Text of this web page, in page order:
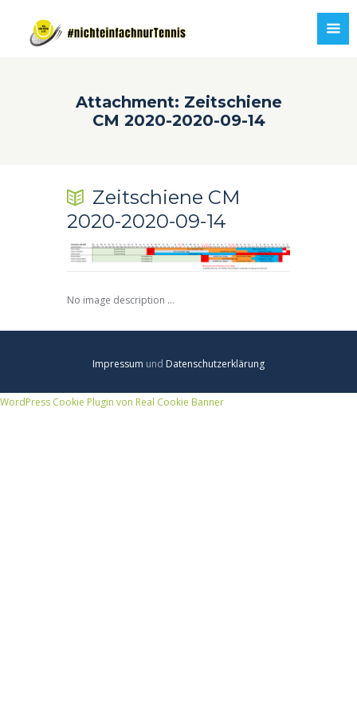
Attachment: Zeitschiene
CM 2020-2020-09-14
Zeitschiene CM
2020-2020-09-14
No image description ...
Impressum und Datenschutzerklärung
WordPress Cookie Plugin von Real Cookie Banner